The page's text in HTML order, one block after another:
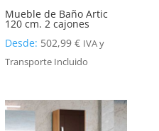
Mueble de Baño Artic
120 cm. 2 cajones
Desde: 502,99€ IVA y
Transporte Incluido